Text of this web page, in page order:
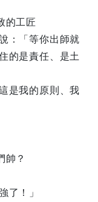
的工匠
：「等你出師就
的是責任、是土
是我的原則、我
帥？
了！」